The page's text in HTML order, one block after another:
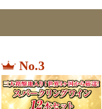
No.3